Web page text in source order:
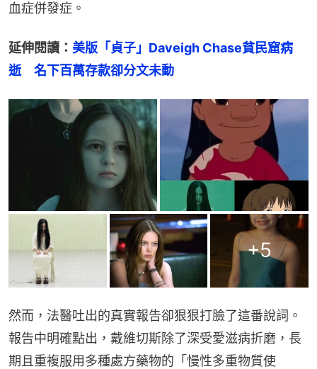
血症併發症。
延伸閱讀： 美版「貞子」Daveigh Chase貧民窟病
逝　名下百萬存款卻分文未動
+5
然而，法醫吐出的真實報告卻狠狠打臉了這番說詞。
報告中明確點出，戴維切斯除了深受愛滋病折磨，長
期且重複服用多種處方藥物的「慢性多重物質使